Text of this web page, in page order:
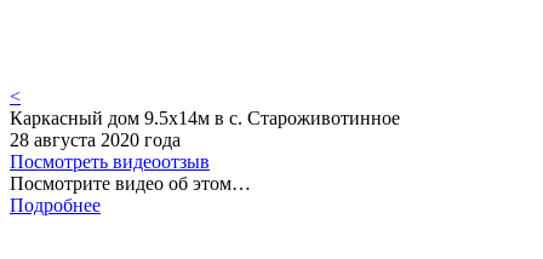
<
Каркасный дом 9.5х14м в с. Староживотинное
28 августа 2020 года
Посмотреть видеоотзыв
Посмотрите видео об этом…
Подробнее